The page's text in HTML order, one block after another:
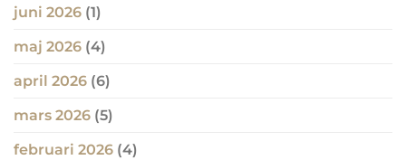
juni 2026 (1)
maj 2026 (4)
april 2026 (6)
mars 2026 (5)
februari 2026 (4)